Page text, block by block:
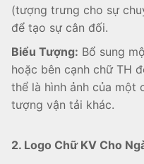
(tượng trưng cho sự
để tạo sự cân đối.
Biểu Tượng: Bổ sung
hoặc bên cạnh chữ TH
thể là hình ảnh của một
tượng vận tải khác.
2. Logo Chữ KV Cho